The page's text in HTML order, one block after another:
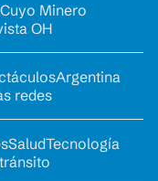
Cuyo Minero
OH
Argentina
redes
SaludTecnología